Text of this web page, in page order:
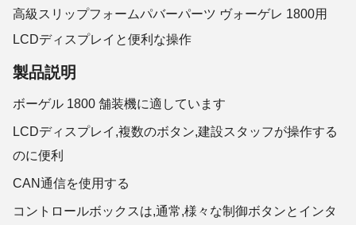
高級スリップフォームパバーパーツ ヴォーゲレ 1800用
LCDディスプレイと便利な操作
製品説明
ボーゲル 1800 舗装機に適しています
LCDディスプレイ,複数のボタン,建設スタッフが操作する
のに便利
CAN通信を使用する
コントロールボックスは,通常,様々な制御ボタンとインタ